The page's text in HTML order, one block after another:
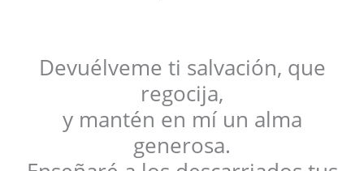
Devuélveme ti salvación, que
regocija,
y mantén en mí un alma
generosa.